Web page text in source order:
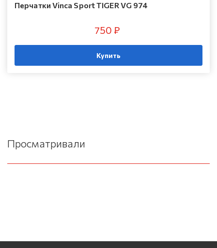
Перчатки Vinca Sport TIGER VG 974
750 ₽
Купить
Просматривали